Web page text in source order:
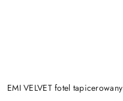
EMI VELVET fotel tapicerowany